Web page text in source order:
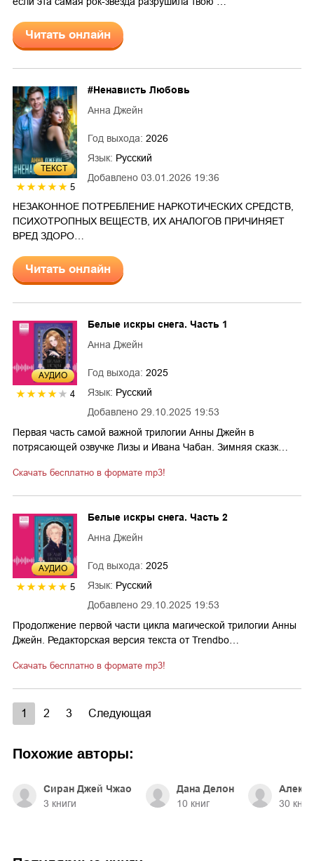
Читать онлайн
ТЕКСТ
5
Добавлено 03.01.2026 19:36
#Ненависть Любовь
Анна Джейн
Год выхода: 2026
Язык: Русский
НЕЗАКОННОЕ ПОТРЕБЛЕНИЕ НАРКОТИЧЕСКИХ СРЕДСТВ,
ПСИХОТРОПНЫХ ВЕЩЕСТВ, ИХ АНАЛОГОВ ПРИЧИНЯЕТ
ВРЕД ЗДОРО…
Читать онлайн
AУДИО
4
Добавлено 29.10.2025 19:53
Белые искры снега. Часть 1
Анна Джейн
Год выхода: 2025
Язык: Русский
Первая часть самой важной трилогии Анны Джейн в
потрясающей озвучке Лизы и Ивана Чабан. Зимняя сказк…
Скачать бесплатно в формате mp3!
AУДИО
5
Добавлено 29.10.2025 19:53
Белые искры снега. Часть 2
Анна Джейн
Год выхода: 2025
Язык: Русский
Продолжение первой части цикла магической трилогии Анны
Джейн. Редакторская версия текста от Trendbo…
Скачать бесплатно в формате mp3!
1 2 3 Следующая
Похожие авторы:
Сиран Джей Чжао
3 книги
Дана Делон
10 книг
Алекс
30 книг